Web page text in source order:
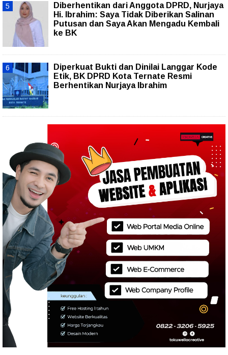
Diberhentikan dari Anggota DPRD, Nurjaya
Hi. Ibrahim: Saya Tidak Diberikan Salinan
Putusan dan Saya Akan Mengadu Kembali
ke BK
Diperkuat Bukti dan Dinilai Langgar Kode
Etik, BK DPRD Kota Ternate Resmi
Berhentikan Nurjaya Ibrahim